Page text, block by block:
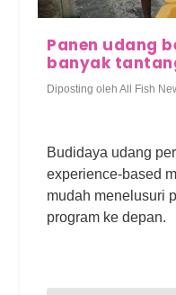
Panen udang
banyak
Diposting olehAll Fish
Budidaya udang
experience-based
mudah menelusuri
program ke depan.